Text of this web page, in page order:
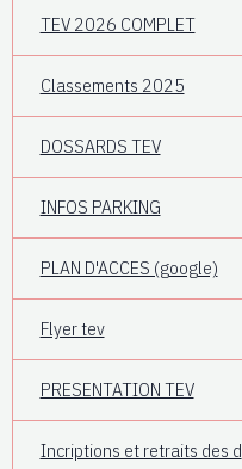
TEV 2026 COMPLET
Classements 2025
DOSSARDS TEV
INFOS PARKING
PLAN D'ACCES (google)
Flyer tev
PRESENTATION TEV
Incriptions et retraits des d